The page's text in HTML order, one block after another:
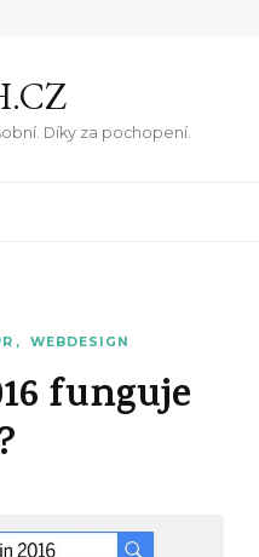
Díky za pochopení.
WEBDESIGN
funguje